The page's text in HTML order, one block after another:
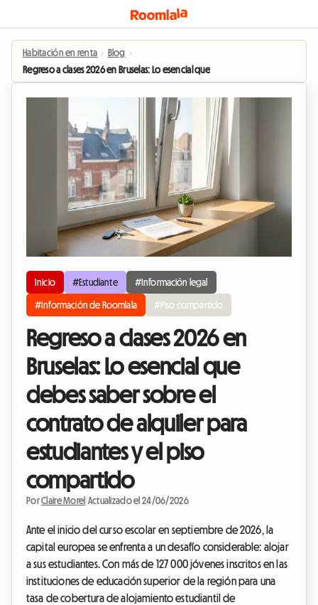
Habitación en renta › Blog ›
Regreso a clases 2026 en Bruselas: Lo esencial que debes saber sobre el
Inicio #Estudiante #Información legal
#Información de Roomlala #Piso compartido
Regreso a clases 2026 en
Bruselas: Lo esencial que
debes saber sobre el
contrato de alquiler para
estudiantes y el piso
compartido
PorClaire Morel Actualizado el 24/06/2026
Ante el inicio del curso escolar en septiembre de 2026, la
capital europea se enfrenta a un desafío considerable: alojar
a sus estudiantes. Con más de 127 000 jóvenes inscritos en las
instituciones de educación superior de la región para una
tasa de cobertura de alojamiento estudiantil de